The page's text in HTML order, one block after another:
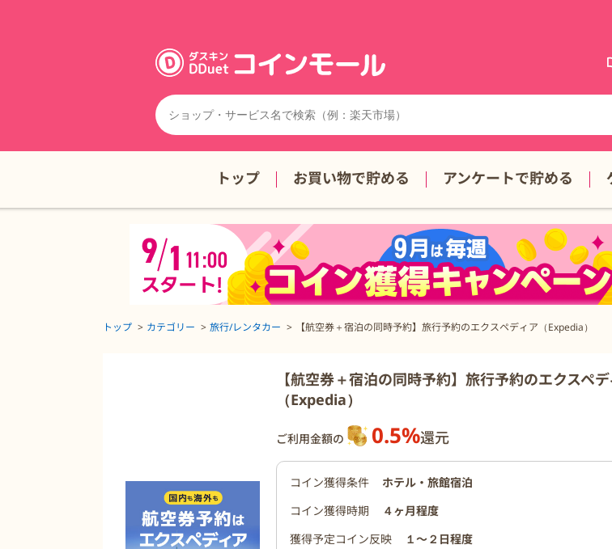
トップ お買い物で貯める アンケートで貯める
トップ カテゴリー 旅行/レンタカー 【航空券＋宿泊の同時予約】旅行予約のエクスペディア（Expedia）
【航空券＋宿泊の同時予約】旅行予約のエクスペ
（Expedia）
ご利用金額の 0.5%還元
コイン獲得条件
ホテル・旅館宿泊
コイン獲得時期
４ヶ月程度
獲得予定コイン反映
１〜２日程度